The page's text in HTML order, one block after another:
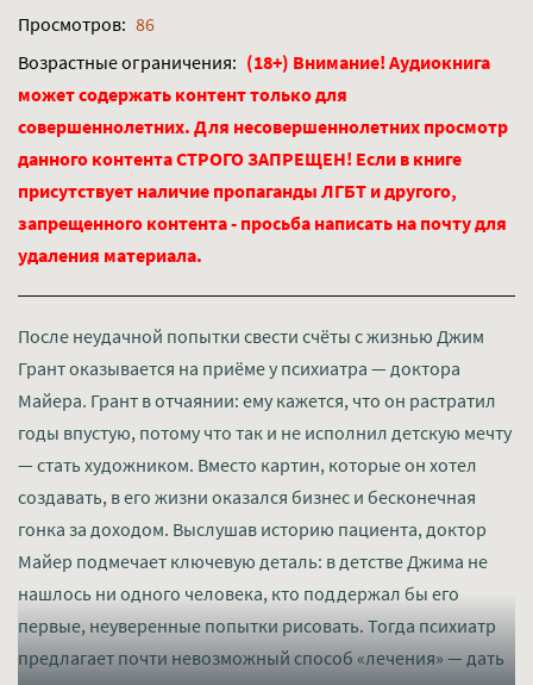
Просмотров: 86
Возрастные ограничения: (18+) Внимание! Аудиокнига
может содержать контент только для
совершеннолетних. Для несовершеннолетних просмотр
данного контента СТРОГО ЗАПРЕЩЕН! Если в книге
присутствует наличие пропаганды ЛГБТ и другого,
запрещенного контента - просьба написать на почту для
удаления материала.
После неудачной попытки свести счёты с жизнью Джим
Грант оказывается на приёме у психиатра — доктора
Майера. Грант в отчаянии: ему кажется, что он растратил
годы впустую, потому что так и не исполнил детскую мечту
— стать художником. Вместо картин, которые он хотел
создавать, в его жизни оказался бизнес и бесконечная
гонка за доходом. Выслушав историю пациента, доктор
Майер подмечает ключевую деталь: в детстве Джима не
нашлось ни одного человека, кто поддержал бы его
первые, неуверенные попытки рисовать. Тогда психиатр
предлагает почти невозможный способ «лечения» — дать